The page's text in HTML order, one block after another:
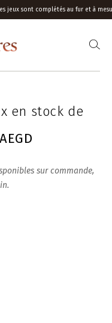
jeux sont complétés au fur et à
en stock de
sur commande,